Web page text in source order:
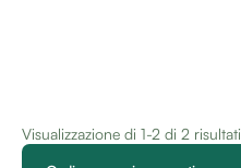
Visualizzazione di 1-2 di 2 risultati